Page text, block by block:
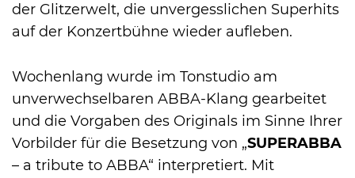
der Glitzerwelt, die unvergesslichen Superhits
auf der Konzertbühne wieder aufleben.
Wochenlang wurde im Tonstudio am
unverwechselbaren ABBA-Klang gearbeitet
und die Vorgaben des Originals im Sinne Ihrer
Vorbilder für die Besetzung von „SUPERABBA
– a tribute to ABBA“ interpretiert. Mit